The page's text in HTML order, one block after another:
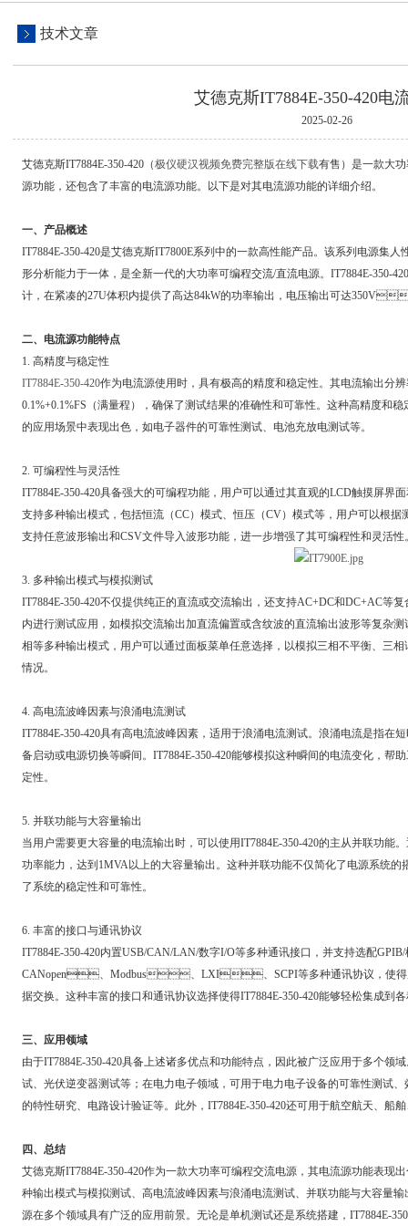
技术文章
艾德克斯IT7884E-350-420电
2025-02-26
艾德克斯IT7884E-350-420（极仪硬汉视频免费完整版在线下载有售）是一款大功
源功能，还包含了丰富的电流源功能。以下是对其电流源功能的详细介绍。
一、产品概述
IT7884E-350-420是艾德克斯IT7800E系列中的一款高性能产品。该系列电源集
形分析能力于一体，是全新一代的大功率可编程交流/直流电源。IT7884E-350-
计，在紧凑的27U体积内提供了高达84kW的功率输出，电压输出可达
二、电流源功能特点
1. 高精度与稳定性
IT7884E-350-420作为电流源使用时，具有极高的精度和稳定性。其电流输
0.1%+0.1%FS（满量程），确保了测试结果的准确性和可靠性。这种高精度
的应用场景中表现出色，如电子器件的可靠性测试、电池充放电测试等。
2. 可编程性与灵活性
IT7884E-350-420具备强大的可编程功能，用户可以通过其直观的LCD触摸屏界面
支持多种输出模式，包括恒流（CC）模式、恒压（CV）模式等，用户可以根据
支持任意波形输出和CSV文件导入波形功能，进一步增强了其可编程性和灵活性
3. 多种输出模式与模拟测试
IT7884E-350-420不仅提供纯正的直流或交流输出，还支持AC+DC和DC+AC等复
内进行测试应用，如模拟交流输出加直流偏置或含纹波的直流输出波形等复杂测试
相等多种输出模式，用户可以通过面板菜单任意选择，以模拟三相不平衡、三
情况。
4. 高电流波峰因素与浪涌电流测试
IT7884E-350-420具有高电流波峰因素，适用于浪涌电流测试。浪涌电流是指在
备启动或电源切换等瞬间。IT7884E-350-420能够模拟这种瞬间的电流变化
定性。
5. 并联功能与大容量输出
当用户需要更大容量的电流输出时，可以使用IT7884E-350-420的主从并联功能
功率能力，达到1MVA以上的大容量输出。这种并联功能不仅简化了电源系统的
了系统的稳定性和可靠性。
6. 丰富的接口与通讯协议
IT7884E-350-420内置USB/CAN/LAN/数字I/O等多种通讯接口，并支持选配GPIB/模
CANopen、Modbus、LXI、SCPI等多种通讯协议，使得
据交换。这种丰富的接口和通讯协议选择使得IT7884E-350-420能够轻松集成到各种
三、应用领域
由于IT7884E-350-420具备上述诸多优点和功能特点，因此被广泛应用于多个领域
试、光伏逆变器测试等；在电力电子领域，可用于电力电子设备的可靠性测试、
的特性研究、电路设计验证等。此外，IT7884E-350-420还可用于航空航天、船舶
四、总结
艾德克斯IT7884E-350-420作为一款大功率可编程交流电源，其电流源功能表现出色
种输出模式与模拟测试、高电流波峰因素与浪涌电流测试、并联功能与大容
源在多个领域具有广泛的应用前景。无论是单机测试还是系统搭建，IT7884E-